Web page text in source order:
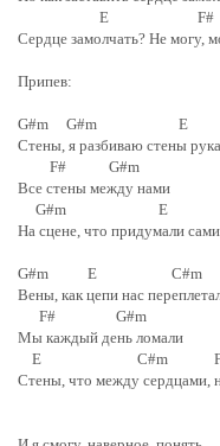
E
Сердце замолчать? Не могу,
Припев:
G#m G#m E
Стены, я разбиваю стены
F# G#m
Все стены между нами
G#m E
На сцене, что придумали
G#m E C#m
Вены, как цепи нас
F# G#m
Мы каждый день ломали
E C#m
Стены, что между сердцами,